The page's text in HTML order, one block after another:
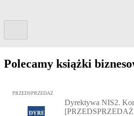
Polecamy książki
Przejdź do: Dyrektywa NIS2.
PRZEDSPRZEDAŻ
Dyrektywa NIS2.